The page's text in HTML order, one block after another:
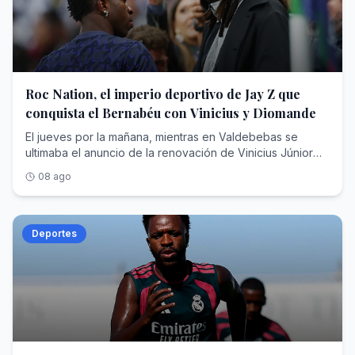
Roc Nation, el imperio deportivo de Jay Z que
conquista el Bernabéu con Vinicius y Diomande
El jueves por la mañana, mientras en Valdebebas se ultimaba el anuncio de la renovación de Vinicius Júnior hasta el 30 de junio de 2032, un monovolumen negro abandonaba la concentración del RB Leipzig en Saalfelden (Austria) camino del aeropuerto. Dentro viajaba Yan Diomande , diecinueve años, rumbo a Madrid para cerrar un traspaso cifrado en unos 125 millones de euros fijos que, con las variables, podría escalar hasta los 140 y convertirse en el más caro de la historia del club blanco, por encima de los que se pagaron por Cristiano Ronaldo, Bellingham o Hazard. En apenas veinticuatro horas, el Real Madrid anunciaba el blindaje de su estrella y su nuevo fichaje récord.Dos operaciones, dos contratos de más de seis años y una sola autoría. Porque detrás de la nueva ficha de Vinicius —en torno a los 24 millones de euros brutos por temporada— y detrás del extremo marfileño que eligió el Bernabéu pese al cortejo del PSG y del Liverpool está la misma empresa: Roc Nation Sports , la agencia fundada por el rapero y magnate Shawn 'Jay-Z' Carter. Nunca una compañía nacida del hip hop había acumulado tanto poder en el vestuario más institucional del fútbol mundial.Para entender cómo un sello discográfico de Nueva York ha terminado condicionando el presente y el futuro deportivo del club de las quince Copas de Europa hay que recorrer trece años de estrategia empresarial: una venta forzosa en la NBA, un beisbolista arrebatado al agente más temido de América, un sueño brasileño frustrado que acabó resolviéndose comprando una agencia entera y un desembarco europeo que ha concluido donde concluyen todas las conquistas del fútbol: en Chamartín.Jay-Z: De Brooklyn a las grandes estrellasAntes de toparse con Florentino Pérez, Shawn Corey Carter (Brooklyn, 1969) ya había negociado con medio mundo. Criado en las viviendas sociales de Marcy Houses, fundó en 1995 su propio sello, Roc-A-Fella Records, porque ninguna discográfica quiso ficharle; en 2007 vendió su marca de ropa Rocawear por 204 millones de dólares; y en abril de 2008 creó Roc Nation , en alianza con el gigante de conciertos Live Nation, que puso sobre la mesa un contrato inicial de unos 150 millones. Aquello nació como discográfica y hoy es un conglomerado de representación de artistas y deportistas, editorial, cine y televisión, filantropía y moda. Forbes lo consagró en 2019 como el primer rapero milmillonario de la historia y hoy estima su fortuna entre los 2.500 y los 2.800 millones de dólares, un patrimonio en el que la música es ya casi una anécdota frente a operaciones como la firma del contrato con la NFL para producir el espectáculo del descanso de la Super Bowl.Durante un tiempo, el rapero tuvo una participación en los Brooklyn Nets que llegó a su fin en abril de 2013. La normativa de la NBA y de su sindicato de jugadores prohíbe que un propietario de franquicia ejerza a la vez de agente, de modo que Jay-Z tuvo que desprenderse de su parte de la franquicia neoyorquina, adquirida en 2004 por cerca de un millón de dólares: un paquete minúsculo, inferior al 1% y valorado en unos 350.000 dólares, pero de enorme carga simbólica, porque el rapero había sido el rostro de la mudanza de la franquicia de Nueva Jersey a Brooklyn y hasta había intervenido en el diseño de su identidad visual. Vendió para poder sentarse al otro lado de la mesa. En alianza con la agencia CAA (Creative Artists Agency)—con la que rompió relaciones años después— , su primera adquisición fue un golpe de efecto: Robinson Canó , jugador de los Yankees, abandonó a Scott Boras —el agente más temido del béisbol— para firmar con el sello del rapero. Meses después, Canó rubricaba con los Seattle Mariners un contrato de 240 millones de dólares y diez años, uno de los mayores de la historia de las Grandes Ligas. Le siguieron Kevin Durant (NBA)—cliente insignia de aquella primera época, antes de fundar años más tarde su propia firma—, Skylar Diggins (WNBA), Victor Cruz (NFL) o Geno Smith.El planteamiento era una enmienda a la totalidad del oficio. Frente a la vieja escuela europea del agente intermediario —el modelo de Jorge Mendes, que según Forbes ha llegado a manejar más de 950 millones de dólares en contratos activos con comisiones superiores a los 95—, Roc Nation importó la lógica del entretenimiento americano: gestión 360 grados, marca personal, moda, contenido audiovisual e impacto social. La adquisición de TFMHay un nombre que sobrevuela toda esta historia y que nunca llegó a formar parte de la agencia: Neymar . Cuando Roc Nation Sports echó a andar en 2013, ya se rumoreaba que fichar al entonces astro del Santos figuraba entre las máximas prioridades del rapero, que soñaba con convertirlo en el emblema global de su desembarco en el fútbol. No sucedió jamás. Una década después, Jay-Z resolvió el desengaño con una jugada de manual americano: si no puedes comprar la fruta, compra el huerto.El 7 de julio de 2023, Roc Nation Sports International anunció la adquisición de TFM Agency , la agencia de Sao Paulo que representaba a más de un centenar de futbolistas brasileños, rebautizada desde entonces como Roc Nation Sports Brazil. El importe quedó blindado bajo confidencialidad —se estima que fueron unos 450 millones de dólares—, pero el botín estaba en la cartera: Vinicius Júnior, Gabriel Martinelli y la siguiente hornada de perlas, con Endrick a la cabeza. De un plumazo, la nómina futbolística internacional de la casa se triplicó, de unos cuarenta a cerca de ciento veinte jugadores. «En términos de fútbol, Brasil es el centro de todo», proclamó Juan Perez —presidente de la división deportiva desde su nacimiento— al presentar la operación.Al frente quedó el hombre que lo había construido: Frederico Pena , fundador de TFM, que conservó acciones y asumió la presidencia de la filial brasileña junto a sus socios principales. Pena es el cazador de talento sudamericano por antonomasia: ató a Vinicius en su etapa de Flamengo, mucho antes del traspaso que lo llevó al Real Madrid en 2018, y repitió la fórmula con Endrick, amarrado antes de que el club blanco pagara al Palmeiras en torno a 60 millones por un chaval de dieciséis años. Jay-Z no persiguió la firma de Vinicius uno a uno, como persiguió en vano la de Neymar; adquirió directamente la sociedad que ya la custodiaba.La conquista del mercado europeoEl asalto al Viejo Continente tiene fecha y arquitecto. En septiembre de 2019, Roc Nation abrió oficina en Londres y puso al mando a Michael Yormark . La cartera europea creció a golpe de nombres: Kevin De Bruyne y Romelu Lukaku como buques insignia belgas, Axel Witsel, Jerome Boateng, Federico Dimarco, Tyrone Mings, los hermanos Reece y Lauren James o Marcus Rashford, captado en 2020. La propia agencia presume hoy de figurar entre las diez más importantes del fútbol mundial.El músculo americano completa el cuadro. En Estados Unidos, la casa gestiona a estrellas como LaMelo Ball en la NBA, el quarterback Kyler Murray o Saquon Barkley, campeón de la Super Bowl con Filadelfia. Según la última radiografía de Forbes sobre las agencias más valiosas de Norteamérica, Roc Nation Sports ocupa el séptimo puesto, con unos 2.140 millones de dólares en contratos deportivos activos bajo gestión, otros 510 millones en acuerdos extradeportivos , un techo de comisiones estimado en 218 millones y alrededor de 260 clientes. En España, sus hilos se cruzan en el Clásico: además de Vinicius y Endrick en el Real Madrid, representa a Marc Bernal, el prometedor mediocentro azulgrana que el Barcelona blindó hasta 2029 con una cláusula de 500 millones.Y en mayo de este año llegó el matiz que define la nueva era: los clubes ya no solo negocian contra Roc Nation; ahora también la contratan. La agencia, que ya promociona la marca de la Serie A italiana en Estados Unidos, anunció el pasado 14 de mayo una alianza estratégica con el Chelsea por la que asumirá el crecimiento de la marca del club londinense y su conexión con el público estadounidense, a caballo entre el fútbol, la música y la cultura pop, con camiseta de edición limitada firmada por DJ Khaled incluida. El cazador se ha hecho también guardabosques: la misma empresa que tensa a los clubes en los despachos es la que otros clubes pagan para seducir al aficionado del futuro.El colofón en el MadridY así se llega al verano de 2026, el de la doble exhibición de fuerza en Chamartín. La historia de Yan Diomande parece escrita para el modelo Roc Nation: hace apenas dos años jugaba en la academia DME de Daytona Beach, en Florida; el Leganés lo rescató para su filial, el Leipzig ejecutó su cláusula por 20 millones en julio de 2025 y el marfileño respondió con la mejor temporada de un debutante en la Bundesliga, doce goles y ocho asistencias, antes de brillar con Costa de Marfil en el Mundial. El chico de Abiyán, que creció idolatrando a Cristiano Ronaldo, eligió el Bernabéu. La renovación de Vinicius fue un pulso más largo y más áspero: más de dieciocho meses de tira y afloja en los que llegó a darse por imposible mientras la relación del brasileño con Xabi Alonso, despedido tras solo 34 partidos, siguiera condicionando el vestuario que ahora dirige José Mourinho . El club, fiel a su liturgia, mantuvo su cláusula intacta en los 1.000 millones. Y sobre la mesa planeó siempre la palanca perfecta: una supuesta oferta desde el fútbol saudí que hubiese cambiado el panorama deportivo.El madridismo reconocerá la escena. En 2013 y en 2016, Jorge Mendes protagonizó pulsos idénticos con Florentino Pérez para renovar a Cristiano Ronaldo con la exigencia de mantenerlo en la cima salarial del planeta —en la cual había ascendido Leo Messi— y la misma cláusula simbólica de 1.000 millones. Ha cambiado el acento del negociador —del portugués de Gestifute al inglés corporativo de Michael Yormark—, no la naturaleza del pulso. La diferencia principal, con respecto a 2016, es que Yormark ha conseguido lo que Mendes no pudo: Vinicius vestirá de blanco cobrando un salario que le satisface. Dos contratos hasta 2032,
08 ago
Deportes